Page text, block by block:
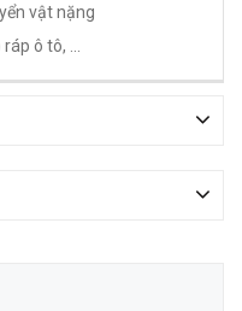
vật nặng
ô tô, ...